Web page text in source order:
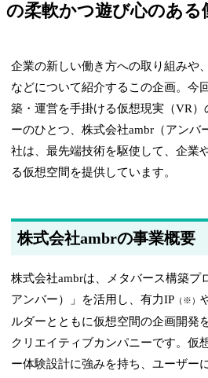
の柔軟かつ遊び心のある
企業の新しい働き方への取り組みや
などについて紹介するこの企画。今
築・運営を手掛ける仮想現実（VR
ーのひとつ、株式会社ambr（アンバ
社は、最先端技術を駆使して、企業
る仮想空間を提供しています。
株式会社ambrの事業概要
株式会社ambrは、メタバース構築プ
アンバー）」を活用し、有力IP （※）
ルダーとともに仮想空間の企画開発
クリエイティブカンパニーです。仮
ー体験設計に強みを持ち、ユーザー